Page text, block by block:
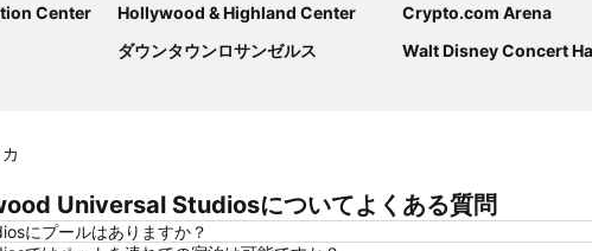
Center Hollywood & Highland Center
Crypto.com Arena
ダウンタウンロサンゼルス
Walt Disney Concert
Universal Studiosについてよくある質問
にプールはありますか？